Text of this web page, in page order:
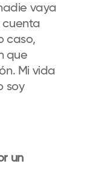
vaya
cuenta
caso,
que
Mi vida
soy
un